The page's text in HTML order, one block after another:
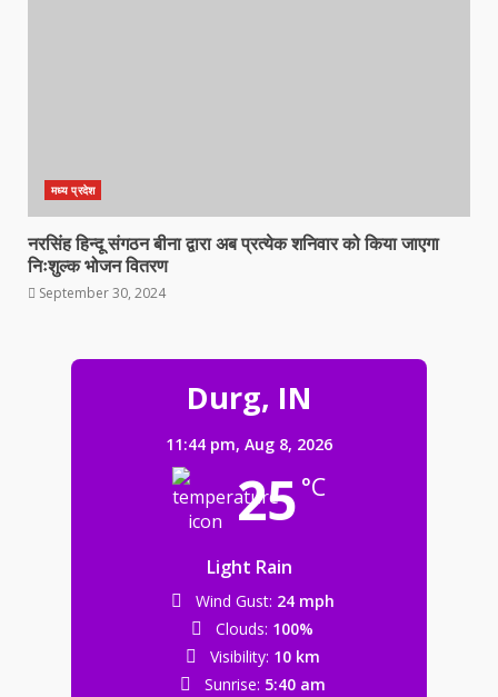
मध्य प्रदेश
नरसिंह हिन्दू संगठन बीना द्वारा अब प्रत्येक शनिवार को किया जाएगा
निःशुल्क भोजन वितरण
September 30, 2024
Durg, IN
11:44 pm, Aug 8, 2026
25 °C
Light Rain
Wind Gust: 24 mph
Clouds: 100%
Visibility: 10 km
Sunrise: 5:40 am